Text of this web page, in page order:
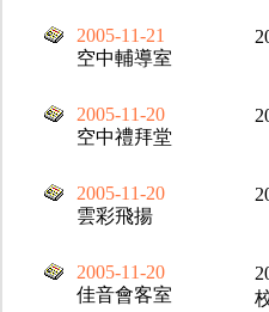
2005-11-21
空中輔導室
2005-11-20
空中禮拜堂
2005-11-20
雲彩飛揚
2005-11-20
佳音會客室